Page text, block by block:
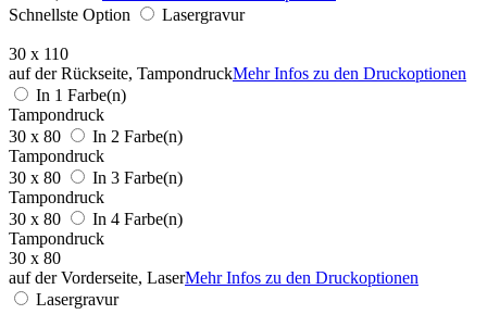
Schnellste Option
Lasergravur
30 x 110
auf der Rückseite, TampondruckMehr Infos zu den Druckoptionen
In 1 Farbe(n)
Tampondruck
30 x 80
In 2 Farbe(n)
Tampondruck
30 x 80
In 3 Farbe(n)
Tampondruck
30 x 80
In 4 Farbe(n)
Tampondruck
30 x 80
auf der Vorderseite, LaserMehr Infos zu den Druckoptionen
Lasergravur